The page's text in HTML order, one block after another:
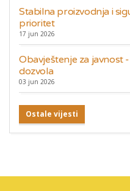
Stabilna proizvodnja i
prioritet
17 jun 2026
Obavještenje za javnost
dozvola
03 jun 2026
Ostale vijesti